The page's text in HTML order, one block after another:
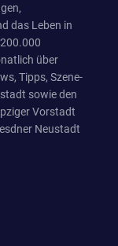
das Leben in
über
Tipps, Szene-
sowie den
Vorstadt
Neustadt